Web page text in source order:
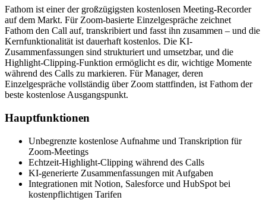
Fathom ist einer der großzügigsten kostenlosen Meeting-Recorder
auf dem Markt. Für Zoom-basierte Einzelgespräche zeichnet
Fathom den Call auf, transkribiert und fasst ihn zusammen – und die
Kernfunktionalität ist dauerhaft kostenlos. Die KI-
Zusammenfassungen sind strukturiert und umsetzbar, und die
Highlight-Clipping-Funktion ermöglicht es dir, wichtige Momente
während des Calls zu markieren. Für Manager, deren
Einzelgespräche vollständig über Zoom stattfinden, ist Fathom der
beste kostenlose Ausgangspunkt.
Hauptfunktionen
Unbegrenzte kostenlose Aufnahme und Transkription für
Zoom-Meetings
Echtzeit-Highlight-Clipping während des Calls
KI-generierte Zusammenfassungen mit Aufgaben
Integrationen mit Notion, Salesforce und HubSpot bei
kostenpflichtigen Tarifen